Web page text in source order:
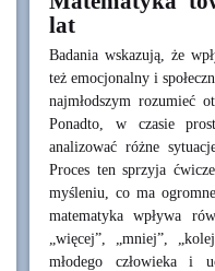
lat
Badania wskazują, że
też emocjonalny i
najmłodszym rozumieć
Ponadto, w czasie
analizować różne
Proces ten sprzyja
myśleniu, co ma
matematyka wpływa
„więcej”, „mniej”,
młodego człowieka i